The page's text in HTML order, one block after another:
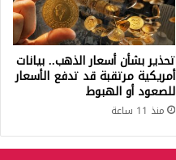
تحذير بشأن أسعار الذهب.. بيانات
أمريكية مرتقبة قد تدفع الأسعار
للصعود أو الهبوط
منذ 11 ساعة